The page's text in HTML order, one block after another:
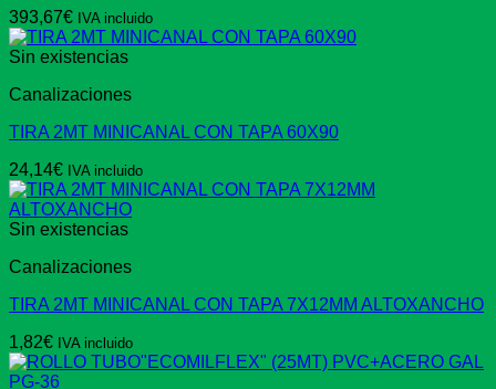
393,67€ IVA incluido
Sin existencias
Canalizaciones
TIRA 2MT MINICANAL CON TAPA 60X90
24,14€ IVA incluido
Sin existencias
Canalizaciones
TIRA 2MT MINICANAL CON TAPA 7X12MM ALTOXANCHO
1,82€ IVA incluido